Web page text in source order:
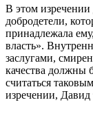
В этом
добродетели,
принадлежала
власть».
заслугами,
качества
считаться
изречении, Давид